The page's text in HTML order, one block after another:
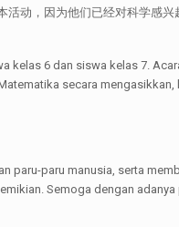
动，因为他们已经对科学感
kelas 6 dan siswa kelas 7.
secara
paru manusia, serta
Semoga dengan